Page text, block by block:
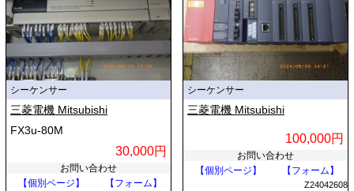
シーケンサー
三菱電機 Mitsubishi
FX3u-80M
30,000円
お問い合わせ
【個別ページ】
【フォーム】
シーケンサー
三菱電機 Mitsubishi
100,000円
お問い合わせ
【個別ページ】
【フォーム】
Z24042608